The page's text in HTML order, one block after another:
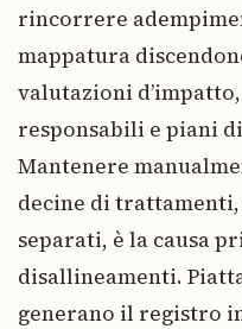
rincorrere
mappatura
valutazioni
responsabili e piani
Mantenere
decine di
separati, è la causa
disallineamenti.
generano il registro